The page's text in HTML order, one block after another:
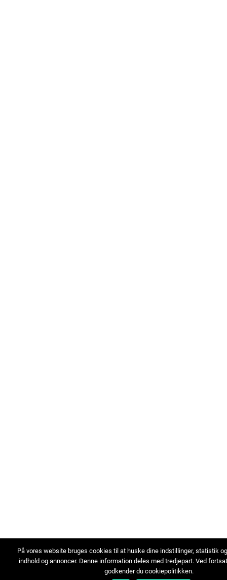
På vores website bruges cookies til at huske dine indstillinger, statistik
indhold og annoncer. Denne information deles med tredjepart. Ved
godkender du cookiepolitikken.